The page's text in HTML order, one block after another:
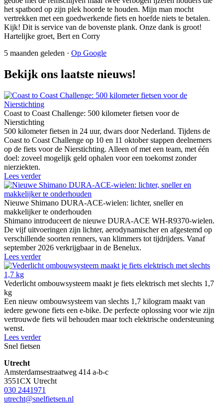
het spatbord op zijn plek hoorde te houden. Mijn man mocht
vertrekken met een goedwerkende fiets en hoefde niets te betalen.
Kijk! Dit is service van de bovenste plank. Onze dank is groot!
Hartelijke groet, Bert en Corry
5 maanden geleden · Op Google
Bekijk ons laatste nieuws!
Coast to Coast Challenge: 500 kilometer fietsen voor de
Nierstichting
500 kilometer fietsen in 24 uur, dwars door Nederland. Tijdens de
Coast to Coast Challenge op 10 en 11 oktober stappen deelnemers
op de fiets voor de Nierstichting. Alleen of met een team, met één
doel: zoveel mogelijk geld ophalen voor een toekomst zonder
nierziekten.
Lees verder
Nieuwe Shimano DURA-ACE-wielen: lichter, sneller en
makkelijker te onderhouden
Shimano introduceert de nieuwe DURA-ACE WH-R9370-wielen.
De vijf uitvoeringen zijn lichter, aerodynamischer en afgestemd op
verschillende soorten renners, van klimmers tot tijdrijders. Vanaf
september 2026 verkrijgbaar in de Benelux.
Lees verder
Vederlicht ombouwsysteem maakt je fiets elektrisch met slechts 1,7
kg
Een nieuw ombouwsysteem van slechts 1,7 kilogram maakt van
iedere gewone fiets een e-bike. De perfecte oplossing voor wie zijn
vertrouwde fiets wil behouden maar toch elektrische ondersteuning
wenst.
Lees verder
Snel fietsen
Utrecht
Amsterdamsestraatweg 414 a-b-c
3551CX Utrecht
030 2441971
utrecht@snelfietsen.nl